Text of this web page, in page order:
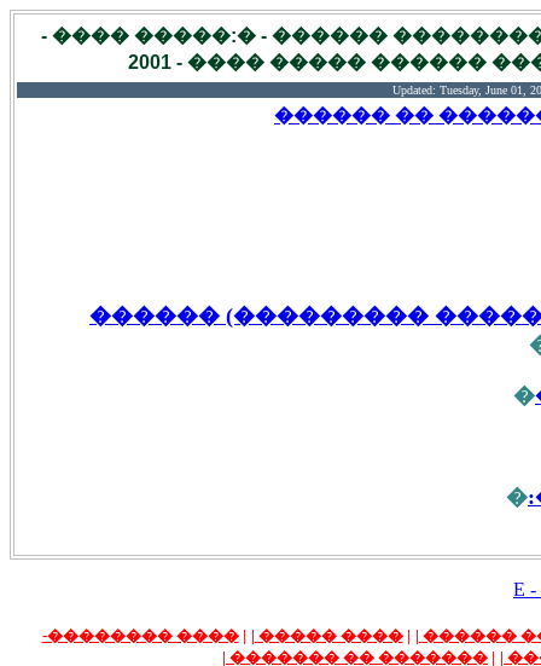
��� ������ �������� ����
����� - �� ������� �����
Updated: Tuesday, June 01,
����� ����
���� (����� ���������
�
�
E
�����
|
|
���� �����
|
|
���� ��������-
|
|
������� �� �������
|